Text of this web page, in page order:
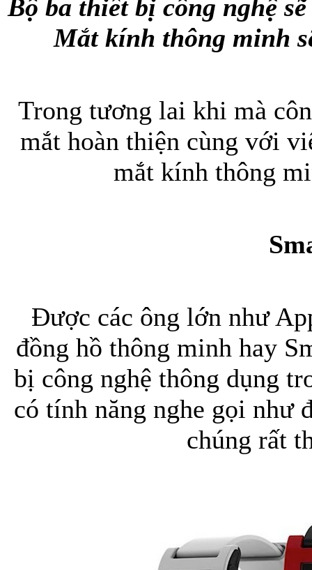
Bộ ba thiết bị công nghệ
Mắt kính thông minh
Trong tương lai khi mà
mắt hoàn thiện cùng với
mắt kính thông
Được các ông lớn như
đồng hồ thông minh hay
bị công nghệ thông dụng
có tính năng nghe gọi như
chúng rất